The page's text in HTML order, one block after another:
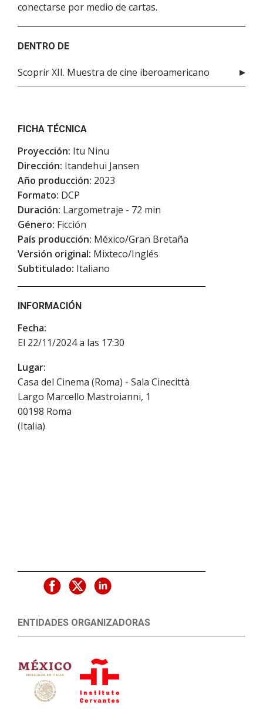
conectarse por medio de cartas.
DENTRO DE
Scoprir XII. Muestra de cine iberoamericano
FICHA TÉCNICA
Proyección: Itu Ninu
Dirección: Itandehui Jansen
Año producción: 2023
Formato: DCP
Duración: Largometraje - 72 min
Género: Ficción
País producción: México/Gran Bretaña
Versión original: Mixteco/Inglés
Subtitulado: Italiano
INFORMACIÓN
Fecha:
El 22/11/2024 a las 17:30
Lugar:
Casa del Cinema (Roma) - Sala Cinecittà
Largo Marcello Mastroianni, 1
00198 Roma
(Italia)
ENTIDADES ORGANIZADORAS